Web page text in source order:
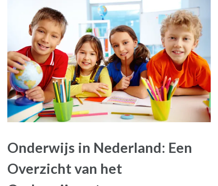
Onderwijs in Nederland: Een
Overzicht van het